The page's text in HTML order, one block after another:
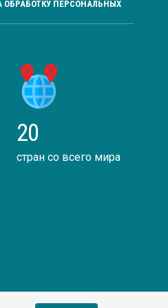
ОБРАБОТКУ ПЕРСОНАЛЬНЫХ
20
стран со всего мира